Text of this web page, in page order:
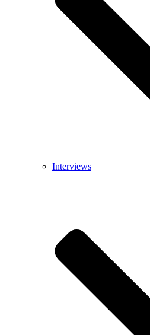
Interviews